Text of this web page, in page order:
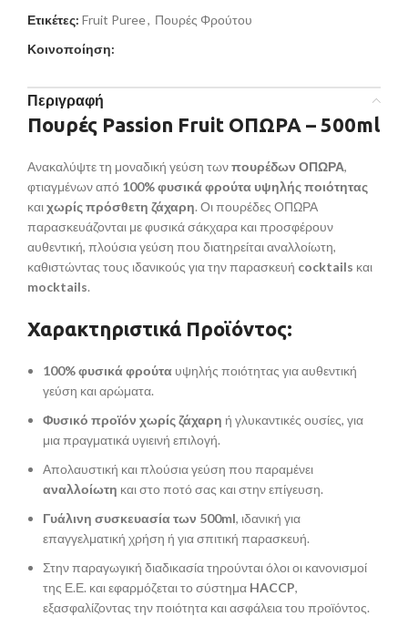
Ετικέτες: Fruit Puree, Πουρές Φρούτου
Κοινοποίηση:
Περιγραφή
Πουρές Passion Fruit ΟΠΩΡΑ – 500ml
Ανακαλύψτε τη μοναδική γεύση τωνπουρέδων ΟΠΩΡΑ,
φτιαγμένων από 100% φυσικά φρούτα υψηλής ποιότητας
καιχωρίς πρόσθετη ζάχαρη. Οι πουρέδες ΟΠΩΡΑ
παρασκευάζονται με φυσικά σάκχαρα και προσφέρουν
αυθεντική, πλούσια γεύση που διατηρείται αναλλοίωτη,
καθιστώντας τους ιδανικούς για την παρασκευή cocktails και
mocktails.
Χαρακτηριστικά Προϊόντος:
100% φυσικά φρούτα υψηλής ποιότητας για αυθεντική
γεύση και αρώματα.
Φυσικό προϊόν χωρίς ζάχαρη ή γλυκαντικές ουσίες, για
μια πραγματικά υγιεινή επιλογή.
Απολαυστική και πλούσια γεύση που παραμένει
αναλλοίωτη και στο ποτό σας και στην επίγευση.
Γυάλινη συσκευασία των 500ml, ιδανική για
επαγγελματική χρήση ή για σπιτική παρασκευή.
Στην παραγωγική διαδικασία τηρούνται όλοι οι κανονισμοί
της Ε.Ε. και εφαρμόζεται το σύστημα HACCP,
εξασφαλίζοντας την ποιότητα και ασφάλεια του προϊόντος.